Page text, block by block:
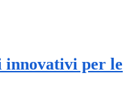
per le